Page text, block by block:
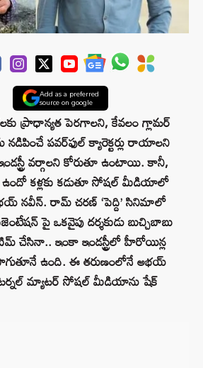
Add as a preferred
source on google
ప్రాధాన్యత పెరగాలని, కేవలం గ్లామర్
పవర్‌ఫుల్ క్యారెక్టర్లు రాయాలని
వర్గాలని కోరుతూ ఉంటాయి. కానీ,
ఉందో కళ్లకు కడుతూ సోషల్ మీడియాలో
నవీన్. రామ్ చరణ్ ‘పెద్ది’ సినిమాలో
పై ఒకవైపు దర్శకుడు బుచ్చిబాబు
చేసినా.. ఇంకా ఇండస్ట్రీలో హీరోయిన్ల
ఉంది. ఈ తరుణంలోనే అభయ్
మ్యాటర్ సోషల్ మీడియాను షేక్